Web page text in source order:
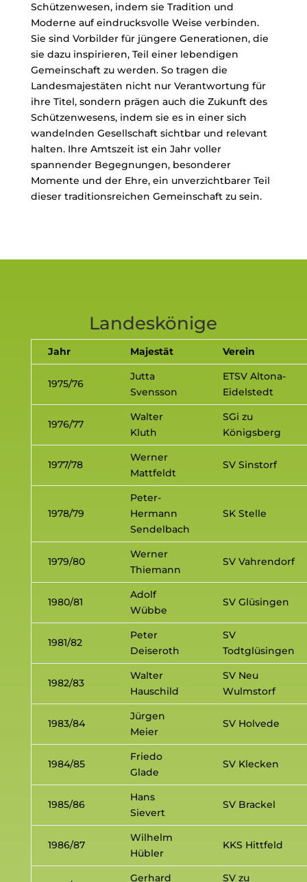
Schützenwesen, indem sie Tradition und
Moderne auf eindrucksvolle Weise verbinden.
Sie sind Vorbilder für jüngere Generationen, die
sie dazu inspirieren, Teil einer lebendigen
Gemeinschaft zu werden. So tragen die
Landesmajestäten nicht nur Verantwortung für
ihre Titel, sondern prägen auch die Zukunft des
Schützenwesens, indem sie es in einer sich
wandelnden Gesellschaft sichtbar und relevant
halten. Ihre Amtszeit ist ein Jahr voller
spannender Begegnungen, besonderer
Momente und der Ehre, ein unverzichtbarer Teil
dieser traditionsreichen Gemeinschaft zu sein.
Landeskönige
Jahr Majestät Verein
1975/76
Jutta
Svensson
ETSV Altona-
Eidelstedt
1976/77
Walter
Kluth
SGi zu
Königsberg
1977/78
Werner
Mattfeldt
SV Sinstorf
1978/79
Peter-
Hermann
Sendelbach
SK Stelle
1979/80
Werner
Thiemann
SV Vahrendorf
1980/81
Adolf
Wübbe
SV Glüsingen
1981/82
Peter
Deiseroth
SV
Todtglüsingen
1982/83
Walter
Hauschild
SV Neu
Wulmstorf
1983/84
Jürgen
Meier
SV Holvede
1984/85
Friedo
Glade
SV Klecken
1985/86
Hans
Sievert
SV Brackel
1986/87
Wilhelm
Hübler
KKS Hittfeld
Gerhard SV zu